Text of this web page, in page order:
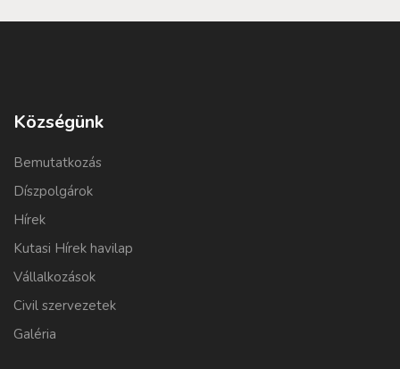
Községünk
Bemutatkozás
Díszpolgárok
Hírek
Kutasi Hírek havilap
Vállalkozások
Civil szervezetek
Galéria